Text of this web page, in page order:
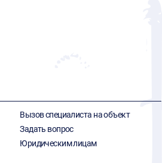
Вызов специалиста на объект
Задать вопрос
Юридическим лицам